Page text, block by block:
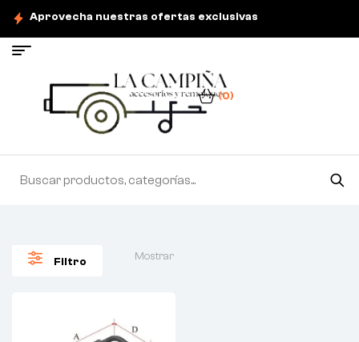
Aprovecha nuestras ofertas exclusivas
(0)
Filtro Mostrar